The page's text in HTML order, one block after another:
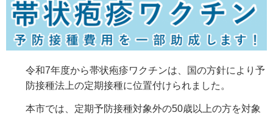
令和7年度から帯状疱疹ワクチンは、国の方針により予
防接種法上の定期接種に位置付けられました。
本市では、定期予防接種対象外の50歳以上の方を対象